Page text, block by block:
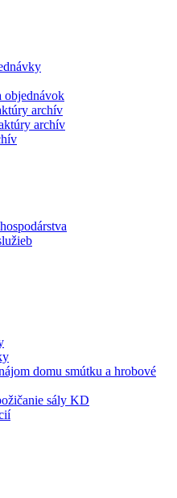
objednávok
archív
archív
domu smútku a hrobové
sály KD